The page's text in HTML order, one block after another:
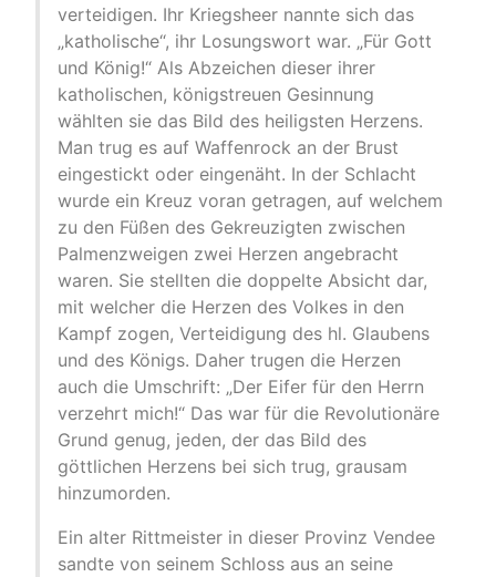
verteidigen. Ihr Kriegsheer nannte sich das
„katholische“, ihr Losungswort war. „Für Gott
und König!“ Als Abzeichen dieser ihrer
katholischen, königstreuen Gesinnung
wählten sie das Bild des heiligsten Herzens.
Man trug es auf Waffenrock an der Brust
eingestickt oder eingenäht. In der Schlacht
wurde ein Kreuz voran getragen, auf welchem
zu den Füßen des Gekreuzigten zwischen
Palmenzweigen zwei Herzen angebracht
waren. Sie stellten die doppelte Absicht dar,
mit welcher die Herzen des Volkes in den
Kampf zogen, Verteidigung des hl. Glaubens
und des Königs. Daher trugen die Herzen
auch die Umschrift: „Der Eifer für den Herrn
verzehrt mich!“ Das war für die Revolutionäre
Grund genug, jeden, der das Bild des
göttlichen Herzens bei sich trug, grausam
hinzumorden.
Ein alter Rittmeister in dieser Provinz Vendee
sandte von seinem Schloss aus an seine